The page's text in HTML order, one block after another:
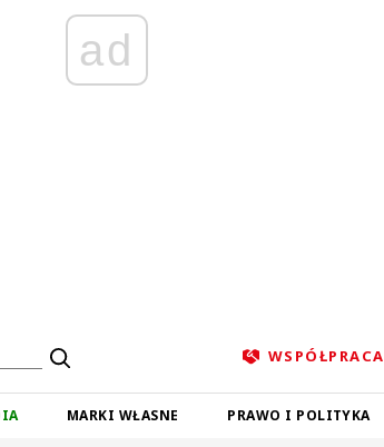
ad
WSPÓŁPRACA
MARKI WŁASNE PRAWO I POLITYKA